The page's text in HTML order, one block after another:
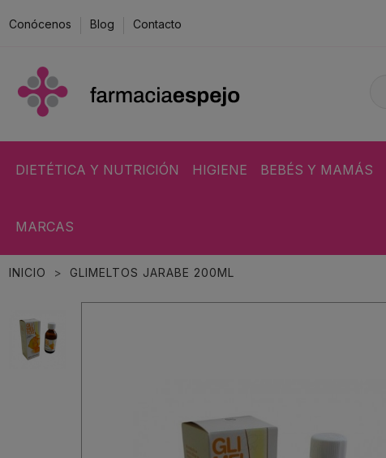
Conócenos Blog Contacto
DIETÉTICA Y NUTRICIÓN HIGIENE BEBÉS Y MAMÁS
MARCAS
INICIO GLIMELTOS JARABE 200ML